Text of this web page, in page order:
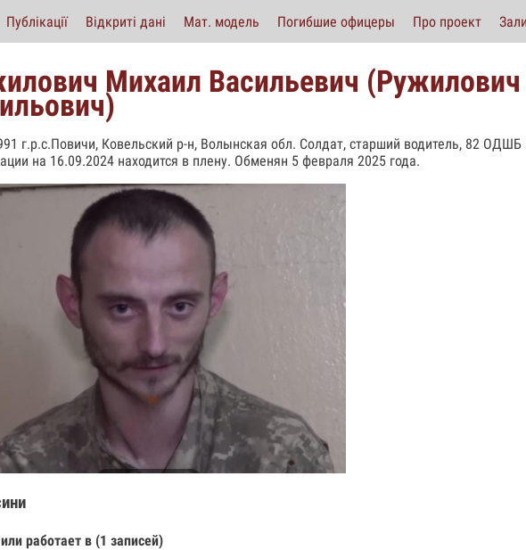
Публікації Відкриті дані Мат. модель Погибшие офицеры Про проект
Михаил Васильевич
г.р.с.Повичи, Ковельский р-н, Волынская обл. Солдат, старший водитель, 82
на 16.09.2024 находится в плену. Обменян 5 февраля 2025 года.
работает в (1 записей)